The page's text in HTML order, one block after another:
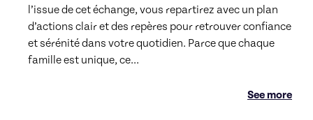
l’issue de cet échange, vous repartirez avec un plan
d’actions clair et des repères pour retrouver confiance
et sérénité dans votre quotidien. Parce que chaque
famille est unique, ce...
See more